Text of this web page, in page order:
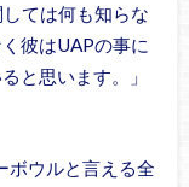
ては何も知らな
彼はUAPの事に
と思います。」
ボウルと言える全